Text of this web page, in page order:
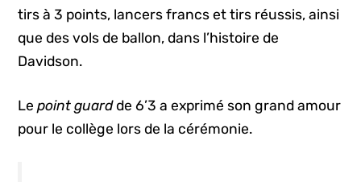
tirs à 3 points, lancers francs et tirs réussis, ainsi
que des vols de ballon, dans l’histoire de
Davidson.
Lepoint guardde 6’3 a exprimé son grand amour
pour le collège lors de la cérémonie.